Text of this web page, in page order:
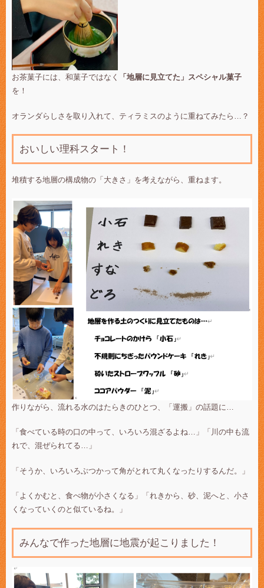
お茶菓子には、和菓子ではなく
「地層に見立てた」スペシャル菓子
を！
オランダらしさを取り入れて、ティラミスのように重ねてみたら…？
おいしい理科スタート！
堆積する地層の構成物の「大きさ」を考えながら、重ねます。
作りながら、流れる水のはたらきのひとつ、「運搬」の話題に…
「食べている時の口の中って、いろいろ混ざるよね…」「川の中も流
れで、混ぜられてる…」
「そうか、いろいろぶつかって角がとれて丸くなったりするんだ。」
「よくかむと、食べ物が小さくなる」「れきから、砂、泥へと、小さ
くなっていくのと似ているね。」
みんなで作った地層に地震が起こりました！